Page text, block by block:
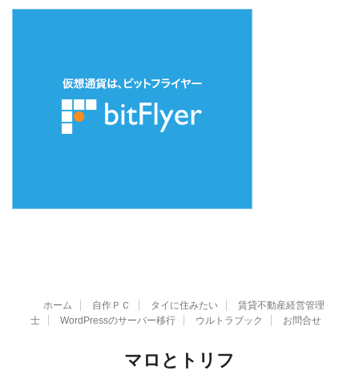
ホーム 自作ＰＣ タイに住みたい
賃貸不動産経営管理
士
WordPressのサーバー移行 ウルトラブック お問合せ
マロとトリフ